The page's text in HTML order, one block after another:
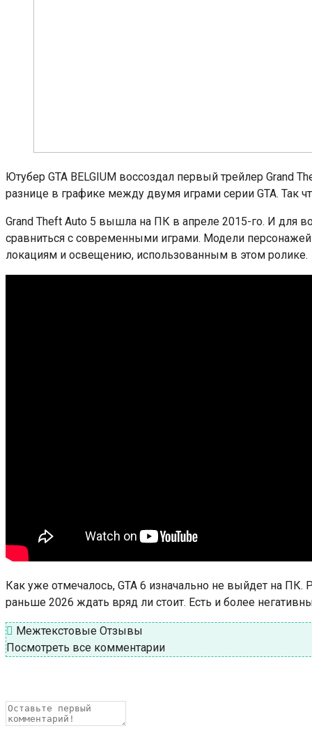
Ютубер GTA BELGIUM воссоздал первый трейлер Grand
разнице в графике между двумя играми серии GTA. Так
Grand Theft Auto 5 вышла на ПК в апреле 2015-го. И для
сравниться с современными играми. Модели
локациям и освещению, использованным в этом ролике.
Как уже отмечалось, GTA 6 изначально не выйдет на ПК.
раньше 2026 ждать вряд ли стоит. Есть и более
Межтекстовые Отзывы
Посмотреть все комментарии